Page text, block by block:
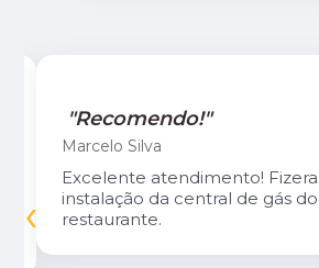
"Recomendo!"
Marcelo Silva
Excelente atendimento!
instalação da central de gás
restaurante.
‹